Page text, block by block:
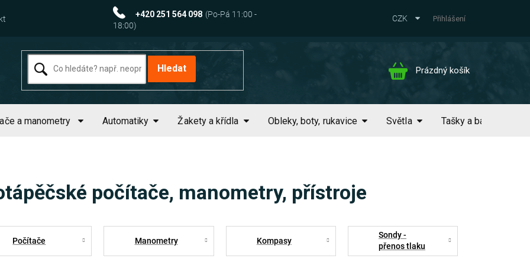
+420 251 564 098 CZK Přihlášení
Hledat
Nákupní
Prázdný košík
a manometry Automatiky Žakety a křídla Obleky, boty, rukavice Světla Tašky a batohy
počítače, manometry, přístroje
Počítače Manometry Kompasy
Sondy -
přenos tlaku